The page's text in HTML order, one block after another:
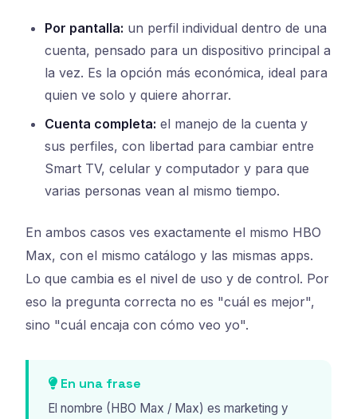
Por pantalla: un perfil individual dentro de una
cuenta, pensado para un dispositivo principal a
la vez. Es la opción más económica, ideal para
quien ve solo y quiere ahorrar.
Cuenta completa: el manejo de la cuenta y
sus perfiles, con libertad para cambiar entre
Smart TV, celular y computador y para que
varias personas vean al mismo tiempo.
En ambos casos ves exactamente el mismo HBO
Max, con el mismo catálogo y las mismas apps.
Lo que cambia es el nivel de uso y de control. Por
eso la pregunta correcta no es "cuál es mejor",
sino "cuál encaja con cómo veo yo".
En una frase
El nombre (HBO Max / Max) es marketing y